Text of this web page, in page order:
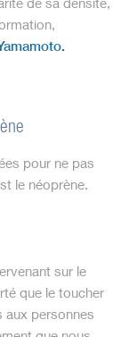
pour ne pas
le néoprène.
sur le
que le toucher
aux personnes